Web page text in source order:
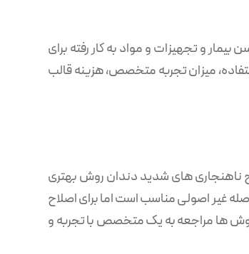
و تجهیزات و مواد به کار رفته برای
میزان تجربه متخصص، هزینه قالب
ناهنجاری های شدید دندان روش بهتری
غیر اصولی مناسب است اما برای اصلاح
ها مراجعه به یک متخصص با تجربه و